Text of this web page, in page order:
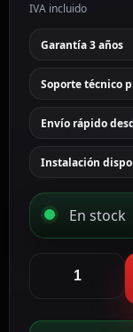
IVA incluido
Garantía 3 años
Soporte técnico
Envío rápido
Instalación
En stock
y